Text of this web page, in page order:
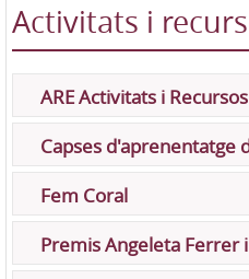
Activitats i
ARE Activitats i
Capses d'aprenentatge
Fem Coral
Premis Angeleta Ferrer